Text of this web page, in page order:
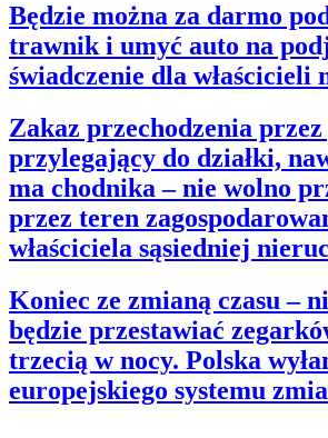
Będzie można za darmo
trawnik i umyć auto na
świadczenie dla właścicieli
Zakaz przechodzenia przez
przylegający do działki,
ma chodnika – nie wolno
przez teren
właściciela sąsiedniej
Koniec ze zmianą czasu –
będzie przestawiać
trzecią w nocy. Polska
europejskiego systemu